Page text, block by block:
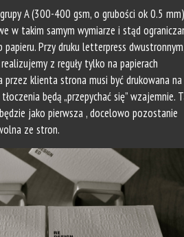
A (300-400 gsm, o grubości ok 0.5 mm)
w takim samym wymiarze i stąd
papieru. Przy druku letterpress dwustronnym,
z reguły tylko na papierach
przez klienta strona musi być drukowana na
będą „przepychać się” wzajemnie.
jako pierwsza , docelowo pozostanie
ze stron.